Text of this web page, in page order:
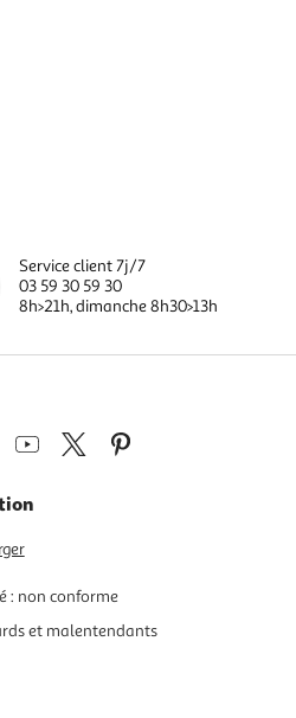
Service client 7j/7
03 59 30 59 30
8h>21h, dimanche 8h30>13h
: non conforme
et malentendants